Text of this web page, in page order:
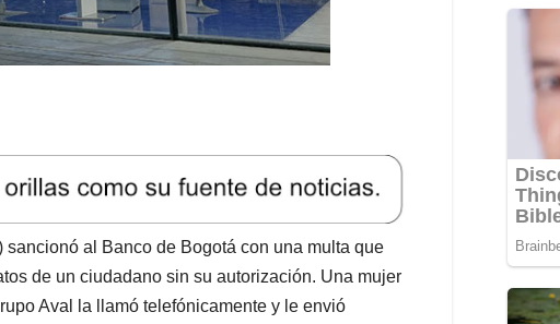
al Banco de Bogotá con una multa que
de un ciudadano sin su autorización. Una mujer
Aval la llamó telefónicamente y le envió